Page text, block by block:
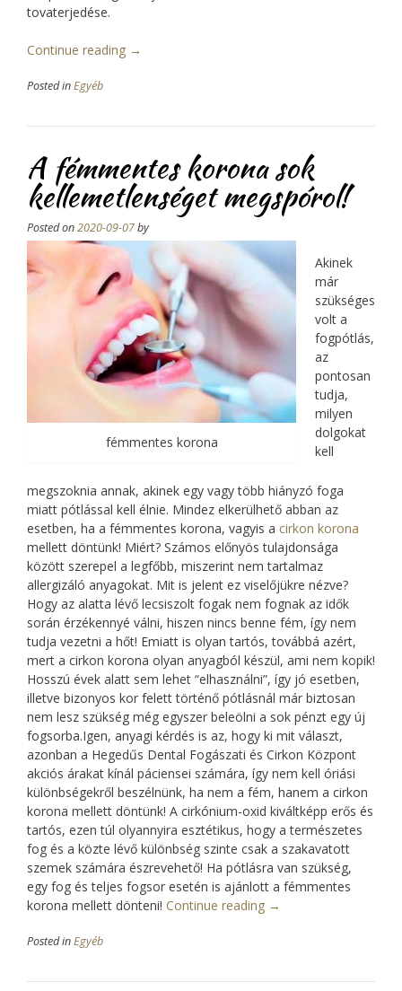
tovaterjedése.
Continue reading “Ha
ide
→
Posted inEgyéb
A fémmentes korona sok
kellemetlenséget megspórol!
Posted on2020-09-07by
fémmentes korona
Akinek
már
szükséges
volt a
fogpótlás,
az
pontosan
tudja,
milyen
dolgokat
kell
megszoknia annak, akinek egy vagy több hiányzó foga
miatt pótlással kell élnie. Mindez elkerülhető abban az
esetben, ha a fémmentes korona, vagyis a cirkon korona
mellett döntünk! Miért? Számos előnyös tulajdonsága
között szerepel a legfőbb, miszerint nem tartalmaz
allergizáló anyagokat. Mit is jelent ez viselőjükre nézve?
Hogy az alatta lévő lecsiszolt fogak nem fognak az idők
során érzékennyé válni, hiszen nincs benne fém, így nem
tudja vezetni a hőt! Emiatt is olyan tartós, továbbá azért,
mert a cirkon korona olyan anyagból készül, ami nem kopik!
Hosszú évek alatt sem lehet “elhasználni”, így jó esetben,
illetve bizonyos kor felett történő pótlásnál már biztosan
nem lesz szükség még egyszer beleölni a sok pénzt egy új
fogsorba.Igen, anyagi kérdés is az, hogy ki mit választ,
azonban a Hegedűs Dental Fogászati és Cirkon Központ
akciós árakat kínál páciensei számára, így nem kell óriási
különbségekről beszélnünk, ha nem a fém, hanem a cirkon
korona mellett döntünk! A cirkónium-oxid kiváltképp erős és
tartós, ezen túl olyannyira esztétikus, hogy a természetes
fog és a közte lévő különbség szinte csak a szakavatott
szemek számára észrevehető! Ha pótlásra van szükség,
egy fog és teljes fogsor esetén is ajánlott a fémmentes
korona mellett dönteni! Continue reading “A
kellemetlenséget
→
Posted inEgyéb